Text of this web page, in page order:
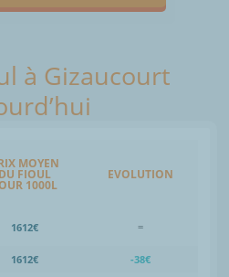
à Gizaucourt
MOYEN
DU FIOUL
1000L
EVOLUTION
1612€ =
1612€
-38€